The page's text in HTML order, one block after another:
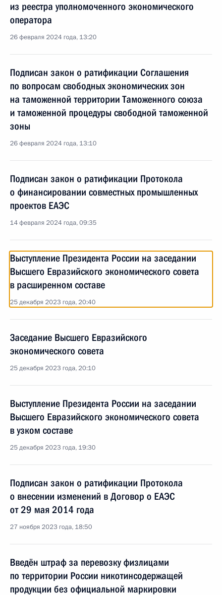
из реестра уполномоченного экономического
оператора
26 февраля 2024 года, 13:20
Подписан закон о ратификации Соглашения
по вопросам свободных экономических зон
на таможенной территории Таможенного союза
и таможенной процедуры свободной таможенной
зоны
26 февраля 2024 года, 13:10
Подписан закон о ратификации Протокола
о финансировании совместных промышленных
проектов ЕАЭС
14 февраля 2024 года, 09:35
Выступление Президента России на заседании
Высшего Евразийского экономического совета
в расширенном составе
25 декабря 2023 года, 20:40
Заседание Высшего Евразийского
экономического совета
25 декабря 2023 года, 20:10
Выступление Президента России на заседании
Высшего Евразийского экономического совета
в узком составе
25 декабря 2023 года, 19:30
Подписан закон о ратификации Протокола
о внесении изменений в Договор о ЕАЭС
от 29 мая 2014 года
27 ноября 2023 года, 18:50
Введён штраф за перевозку физлицами
по территории России никотинсодержащей
продукции без официальной маркировки